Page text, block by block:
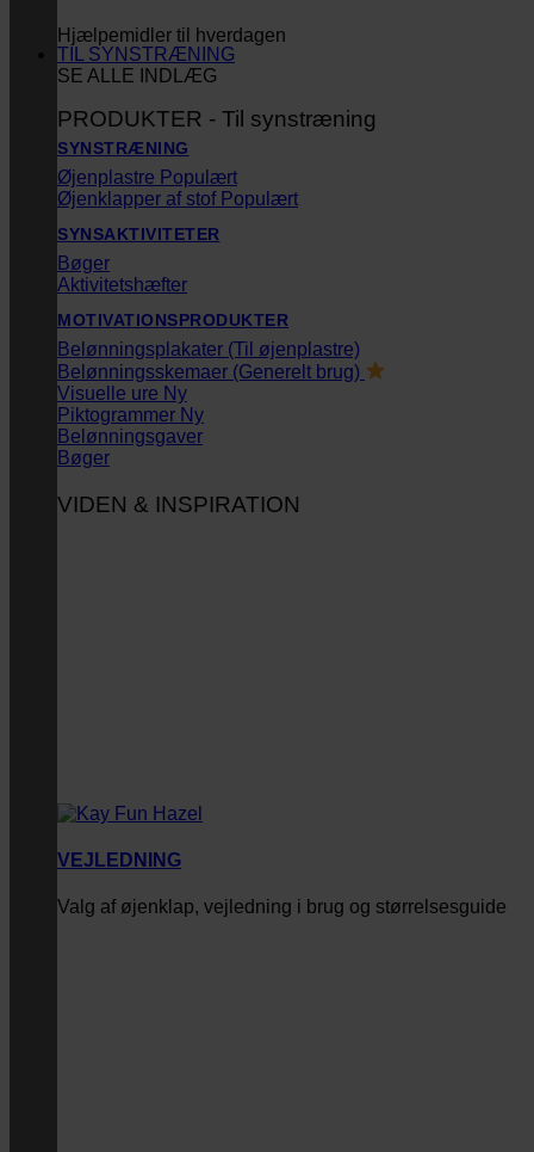
Hjælpemidler til hverdagen
SE ALLE INDLÆG
TIL SYNSTRÆNING
PRODUKTER - Til synstræning
SYNSTRÆNING
Øjenplastre
Øjenklapper af stof
SYNSAKTIVITETER
Bøger
Aktivitetshæfter
MOTIVATIONSPRODUKTER
Belønningsplakater (Til øjenplastre)
Belønningsskemaer (Generelt brug)
Visuelle ure
Piktogrammer
Belønningsgaver
Bøger
VIDEN & INSPIRATION
VEJLEDNING
Valg af øjenklap, vejledning i brug og størrelsesguide